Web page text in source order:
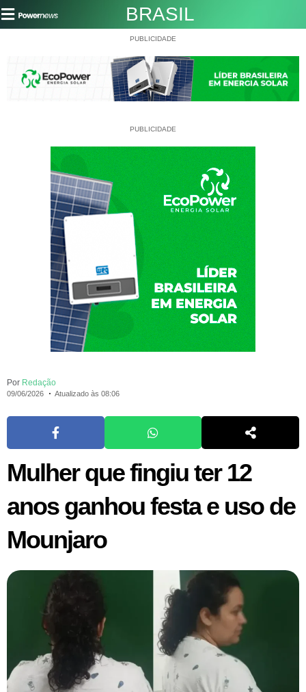
BRASIL
PUBLICIDADE
PUBLICIDADE
Por Redação
09/06/2026 Atualizado às 08:06
Mulher que fingiu ter 12
anos ganhou festa e uso de
Mounjaro